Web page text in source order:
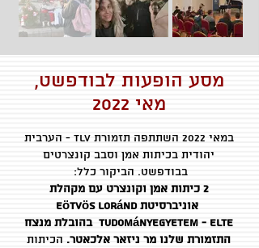
מסע הופעות לבודפשט,
מאי 2022
במאי 2022 השתתפה תזמורת TLV - הערבית
יהודית בכיתות אמן וסבב קונצרטים
בבודפשט. הביקור כלל:
2 כיתות אמן וקונצרט עם מקהלת
אוניברסיטת Eötvös Loránd
Tudományegyetem - ELTE בהובלת מנצח
התזמורת שלנו מר ניזאר אלכאטר. הכיתות